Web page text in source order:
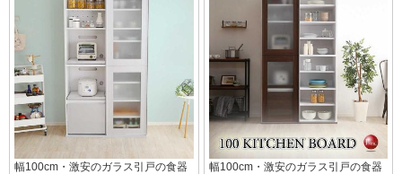
幅100cm・激安のガラス引戸の食器
幅100cm・激安のガラス引戸の食器